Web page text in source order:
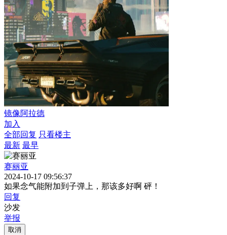
镜像阿拉德
加入
全部回复 只看楼主
最新 最早
赛丽亚
2024-10-17 09:56:37
如果念气能附加到子弹上，那该多好啊 砰！
回复
沙发
举报
取消